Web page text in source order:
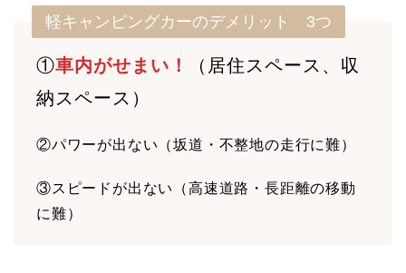
軽キャンピングカーのデメリット 3つ
①車内がせまい！
（居住スペース、収
納スペース）
②パワーが出ない（坂道・不整地の走行に難）
③スピードが出ない（高速道路・長距離の移動
に難）